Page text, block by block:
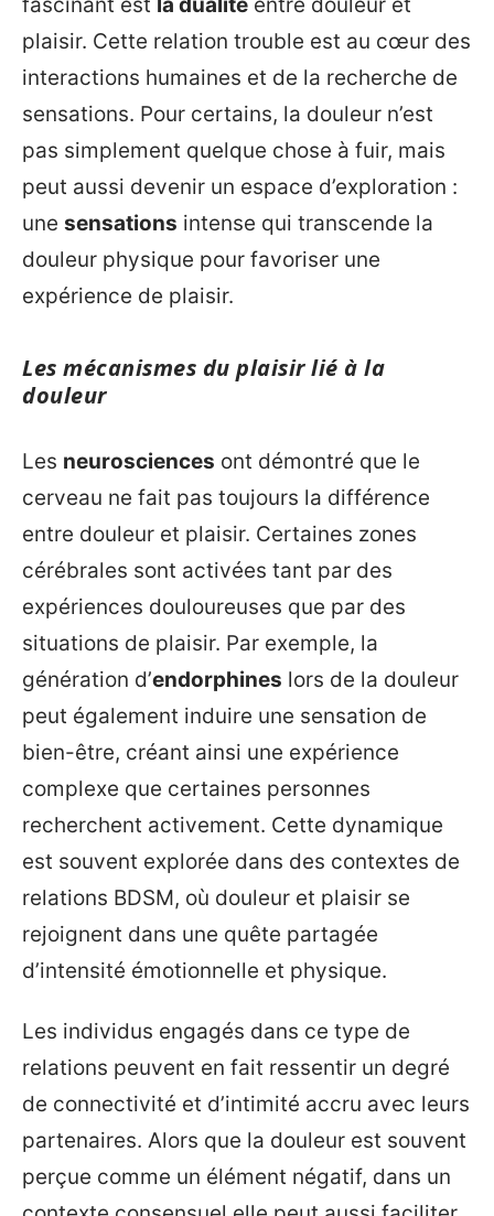
plaisir. Cette relation trouble est au cœur des
interactions humaines et de la recherche de
sensations. Pour certains, la douleur n’est
pas simplement quelque chose à fuir, mais
peut aussi devenir un espace d’exploration :
une sensations intense qui transcende la
douleur physique pour favoriser une
expérience de plaisir.
Les mécanismes du plaisir lié à la
douleur
Les neurosciences ont démontré que le
cerveau ne fait pas toujours la différence
entre douleur et plaisir. Certaines zones
cérébrales sont activées tant par des
expériences douloureuses que par des
situations de plaisir. Par exemple, la
génération d’endorphines lors de la douleur
peut également induire une sensation de
bien-être, créant ainsi une expérience
complexe que certaines personnes
recherchent activement. Cette dynamique
est souvent explorée dans des contextes de
relations BDSM, où douleur et plaisir se
rejoignent dans une quête partagée
d’intensité émotionnelle et physique.
Les individus engagés dans ce type de
relations peuvent en fait ressentir un degré
de connectivité et d’intimité accru avec leurs
partenaires. Alors que la douleur est souvent
perçue comme un élément négatif, dans un